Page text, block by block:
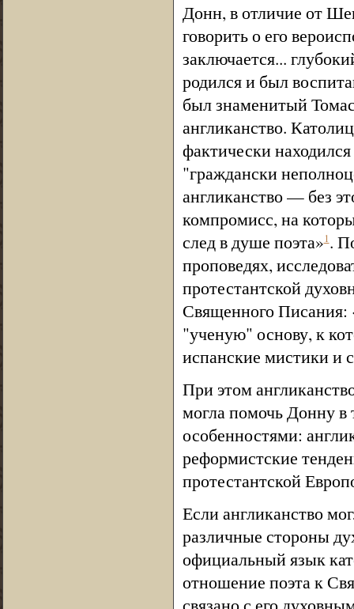
Донн, в отличие от
говорить о его
заключается...
родился и был
был знаменитый
англиканство.
фактически
"граждански
англиканство — без
компромисс, на
след в душе поэта»1.
проповедях,
протестантской
Священного Писания:
"ученую" основу, к
испанские мистики и
При этом
могла помочь Донну в
особенностями:
реформистские
протестантской
Если англиканство
различные стороны
официальный язык
отношение поэта к